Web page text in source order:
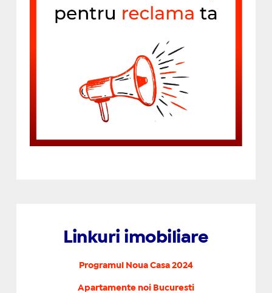
Linkuri imobiliare
Programul Noua Casa 2024
Apartamente noi Bucuresti